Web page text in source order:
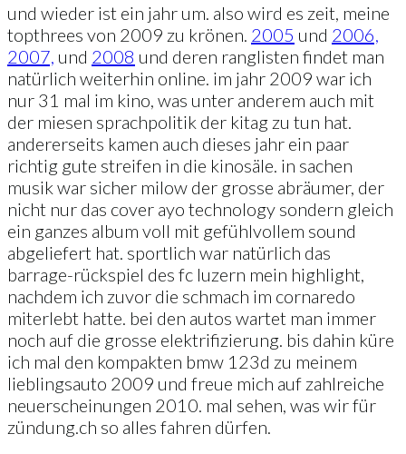
und wieder ist ein jahr um. also wird es zeit, meine
topthrees von 2009 zu krönen. 2005 und 2006,
2007, und 2008 und deren ranglisten findet man
natürlich weiterhin online. im jahr 2009 war ich
nur 31 mal im kino, was unter anderem auch mit
der miesen sprachpolitik der kitag zu tun hat.
andererseits kamen auch dieses jahr ein paar
richtig gute streifen in die kinosäle. in sachen
musik war sicher milow der grosse abräumer, der
nicht nur das cover ayo technology sondern gleich
ein ganzes album voll mit gefühlvollem sound
abgeliefert hat. sportlich war natürlich das
barrage-rückspiel des fc luzern mein highlight,
nachdem ich zuvor die schmach im cornaredo
miterlebt hatte. bei den autos wartet man immer
noch auf die grosse elektrifizierung. bis dahin küre
ich mal den kompakten bmw 123d zu meinem
lieblingsauto 2009 und freue mich auf zahlreiche
neuerscheinungen 2010. mal sehen, was wir für
zündung.ch so alles fahren dürfen.